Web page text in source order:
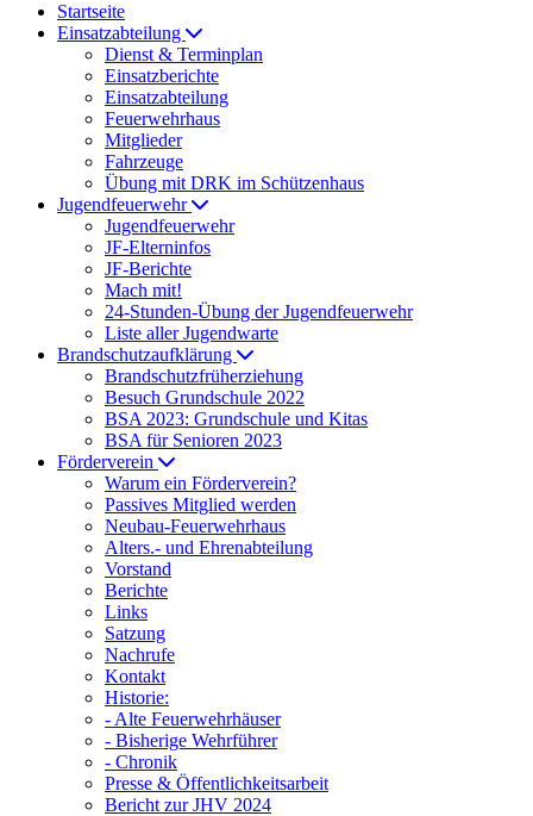
Startseite
Einsatzabteilung
Dienst & Terminplan
Einsatzberichte
Einsatzabteilung
Feuerwehrhaus
Mitglieder
Fahrzeuge
Übung mit DRK im Schützenhaus
Jugendfeuerwehr
Jugendfeuerwehr
JF-Elterninfos
JF-Berichte
Mach mit!
24-Stunden-Übung der Jugendfeuerwehr
Liste aller Jugendwarte
Brandschutzaufklärung
Brandschutzfrüherziehung
Besuch Grundschule 2022
BSA 2023: Grundschule und Kitas
BSA für Senioren 2023
Förderverein
Warum ein Förderverein?
Passives Mitglied werden
Neubau-Feuerwehrhaus
Alters.- und Ehrenabteilung
Vorstand
Berichte
Links
Satzung
Nachrufe
Kontakt
Historie:
- Alte Feuerwehrhäuser
- Bisherige Wehrführer
- Chronik
Presse & Öffentlichkeitsarbeit
Bericht zur JHV 2024